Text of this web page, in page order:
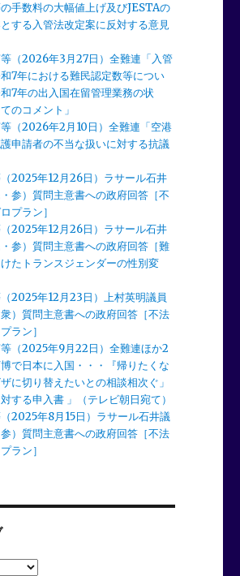
手数料の大幅値上げ及びJESTAの
する入管法改定案に反対する意見
（2026年3月27日）全難連「入管
7年における難民認定数等につい
7年の出入国在留管理業務の状
のコメント」
（2026年2月10日）全難連「空港
申請者の不当な扱いに対する抗議
2025年12月26日）ラサール石井
参）質問主意書への政府回答［不
プラン］
2025年12月26日）ラサール石井
参）質問主意書への政府回答［難
たトランスジェンダーの性別変
2025年12月23日）上村英明議員
衆）質問主意書への政府回答［不法
ラン］
（2025年9月22日）全難連ほか2
で日本に入国・・・『帰りたくな
に切り替えたいとの相談相次ぐ」
する申入書 」（テレビ朝日宛て）
2025年8月15日）ラサール石井議
）質問主意書への政府回答［不法
ラン］